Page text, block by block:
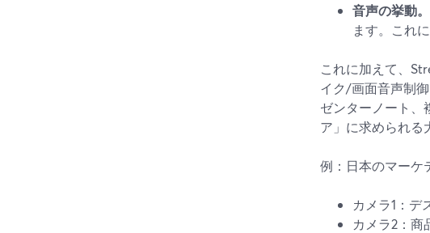
音声の挙動。
ます。これ
これに加えて、
イク/画面音声制
ゼンターノート、
ア」に求められる
例：日本のマーケ
カメラ1：デ
カメラ2：商